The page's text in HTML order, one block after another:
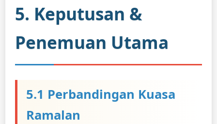
5. Keputusan &
Penemuan Utama
5.1 Perbandingan Kuasa
Ramalan